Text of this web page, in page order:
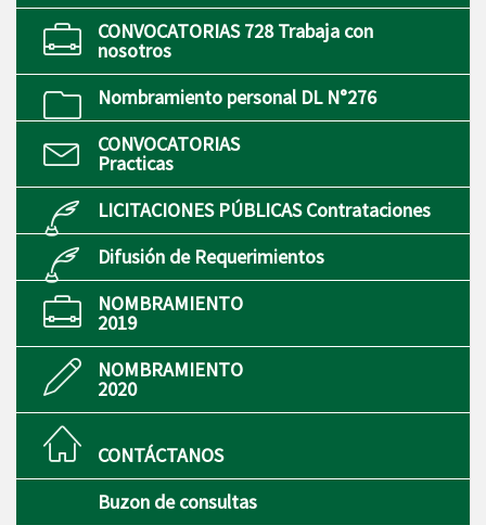
CONVOCATORIAS 728 Trabaja con
nosotros
Nombramiento personal DL N°276
CONVOCATORIAS
Practicas
LICITACIONES PÚBLICAS Contrataciones
Difusión de Requerimientos
NOMBRAMIENTO
2019
NOMBRAMIENTO
2020
CONTÁCTANOS
Buzon de consultas